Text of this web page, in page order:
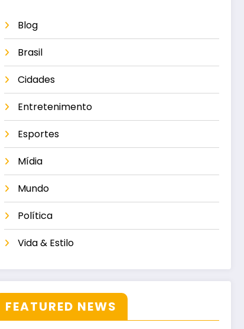
Blog
Brasil
Cidades
Entretenimento
Esportes
Mídia
Mundo
Política
Vida & Estilo
FEATURED NEWS